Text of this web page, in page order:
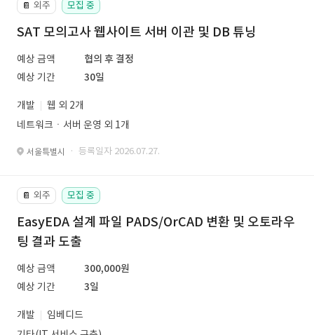
📔 외주 모집 중
SAT 모의고사 웹사이트 서버 이관 및 DB 튜닝
예상 금액
협의 후 결정
예상 기간
30일
개발
웹 외 2개
네트워크ㆍ서버 운영 외 1개
서울특별시 · 등록일자 2026.07.27.
📔 외주 모집 중
EasyEDA 설계 파일 PADS/OrCAD 변환 및 오토라우
팅 결과 도출
예상 금액
300,000원
예상 기간
3일
개발
임베디드